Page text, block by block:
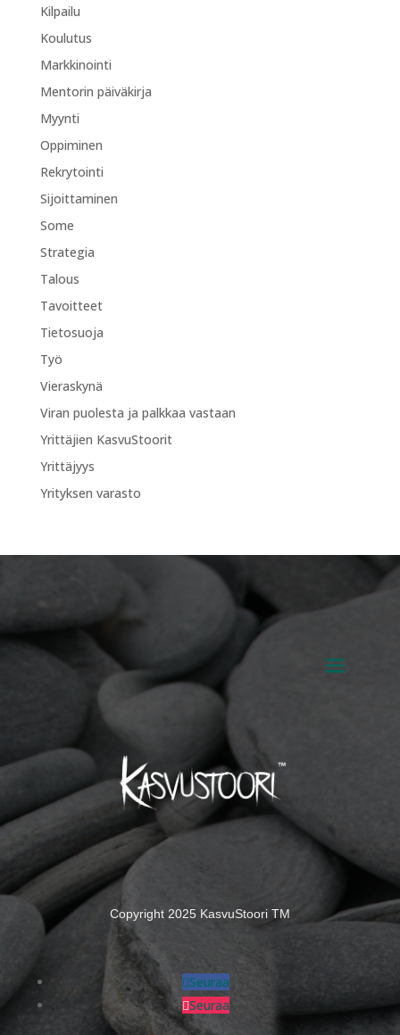
Kilpailu
Koulutus
Markkinointi
Mentorin päiväkirja
Myynti
Oppiminen
Rekrytointi
Sijoittaminen
Some
Strategia
Talous
Tavoitteet
Tietosuoja
Työ
Vieraskynä
Viran puolesta ja palkkaa vastaan
Yrittäjien KasvuStoorit
Yrittäjyys
Yrityksen varasto
Copyright 2025 KasvuStoori TM
Seuraa
Seuraa